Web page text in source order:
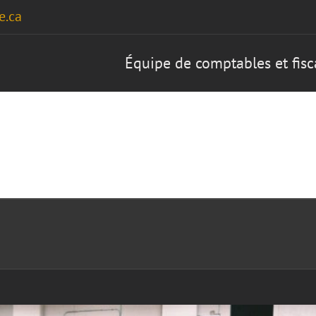
Équipe de comptables et
Sage (logiciel simple comptable)